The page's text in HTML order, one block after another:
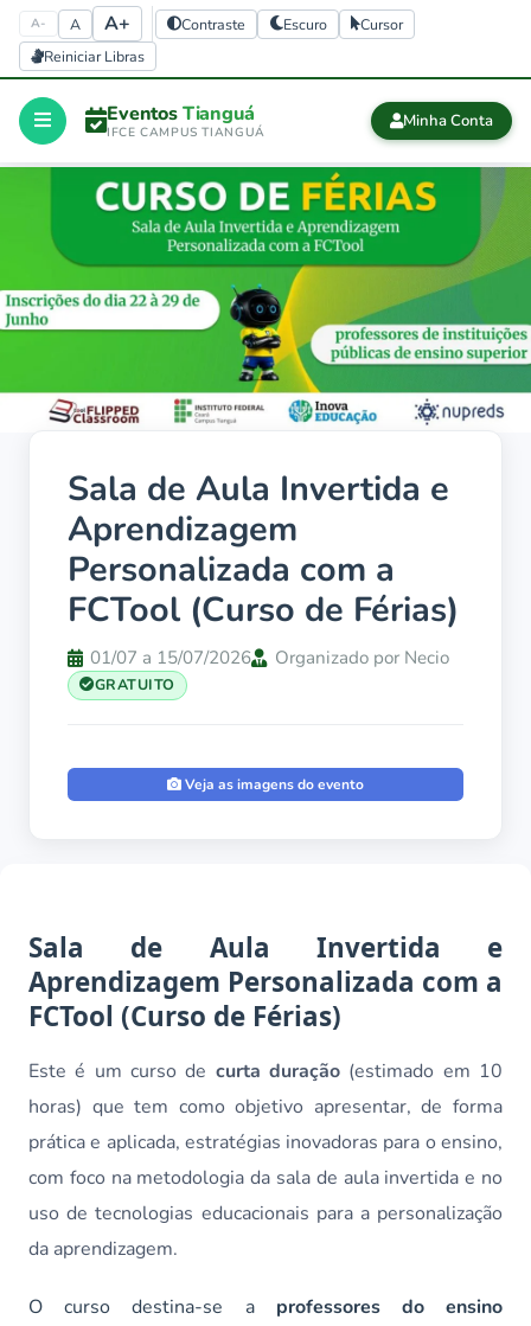
A- A A+ Contraste Escuro
Cursor
Reiniciar Libras
CERTIFICADOS
Certificados
history
EventosTianguá
IFCE CAMPUS TIANGUÁ
Minha Conta
Sala de Aula Invertida e
Aprendizagem
Personalizada com a
FCTool (Curso de Férias)
01/07 a 15/07/2026 Organizado por Necio
GRATUITO
Veja as imagens do evento
Sala de Aula Invertida e
Aprendizagem Personalizada com a
FCTool (Curso de Férias)
Este é um curso de curta duração (estimado em 10
horas) que tem como objetivo apresentar, de forma
prática e aplicada, estratégias inovadoras para o ensino,
com foco na metodologia da sala de aula invertida e no
uso de tecnologias educacionais para a personalização
da aprendizagem.
O curso destina-se a professores do ensino